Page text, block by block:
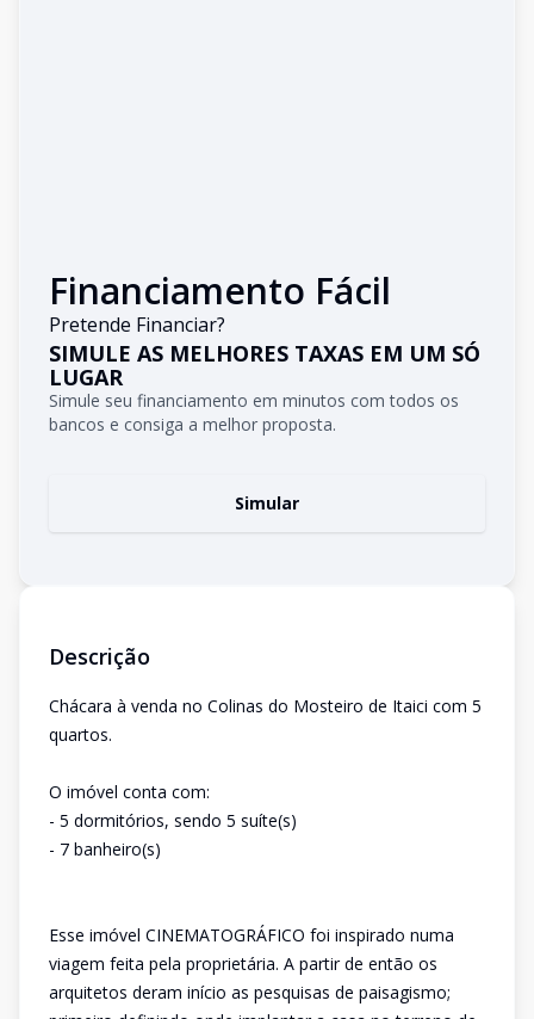
Financiamento Fácil
Pretende Financiar?
SIMULE AS MELHORES TAXAS EM UM SÓ
LUGAR
Simule seu financiamento em minutos com todos os
bancos e consiga a melhor proposta.
Simular
Descrição
Chácara à venda no Colinas do Mosteiro de Itaici com 5
quartos.
O imóvel conta com:
- 5 dormitórios, sendo 5 suíte(s)
- 7 banheiro(s)
Esse imóvel CINEMATOGRÁFICO foi inspirado numa
viagem feita pela proprietária. A partir de então os
arquitetos deram início as pesquisas de paisagismo;